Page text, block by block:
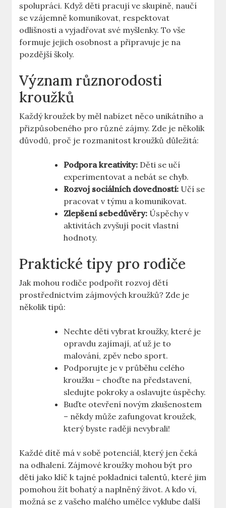
spolupráci. Když děti pracují ve skupině, naučí
se vzájemně komunikovat, respektovat
odlišnosti a vyjadřovat své myšlenky. To vše
formuje jejich osobnost a připravuje je na
pozdější školy.
Význam různorodosti
kroužků
Každý kroužek by měl nabízet něco unikátního a
přizpůsobeného pro různé zájmy. Zde je několik
důvodů, proč je rozmanitost kroužků důležitá:
Podpora kreativity: Děti se učí
experimentovat a nebát se chyb.
Rozvoj sociálních dovedností: Učí se
pracovat v týmu a komunikovat.
Zlepšení sebedůvěry: Úspěchy v
aktivitách zvyšují pocit vlastní
hodnoty.
Praktické tipy pro rodiče
Jak mohou rodiče podpořit rozvoj dětí
prostřednictvím zájmových kroužků? Zde je
několik tipů:
Nechte děti vybrat kroužky, které je
opravdu zajímají, ať už je to
malování, zpěv nebo sport.
Podporujte je v průběhu celého
kroužku – choďte na představení,
sledujte pokroky a oslavujte úspěchy.
Buďte otevření novým zkušenostem
– někdy může zafungovat kroužek,
který byste raději nevybrali!
Každé dítě má v sobě potenciál, který jen čeká
na odhalení. Zájmové kroužky mohou být pro
děti jako klíč k tajné pokladnici talentů, které jim
pomohou žít bohatý a naplněný život. A kdo ví,
možná se z vašeho malého umělce vyklube další